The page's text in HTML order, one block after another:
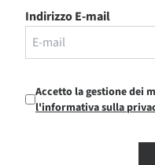
Indirizzo E-mail
Accetto la gestione dei
l'informativa sulla